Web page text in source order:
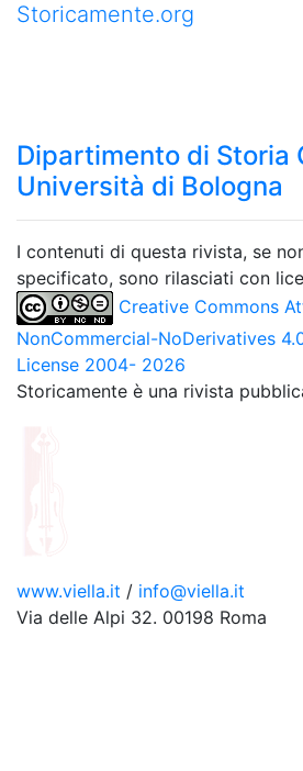
Storicamente.org
Dipartimento di Storia
Università di Bologna
I contenuti di questa rivista, se
specificato, sono rilasciati con
Creative Commons
NonCommercial-NoDerivatives
License 2004- 2026
Storicamente è una rivista
www.viella.it / info@viella.it
Via delle Alpi 32. 00198 Roma